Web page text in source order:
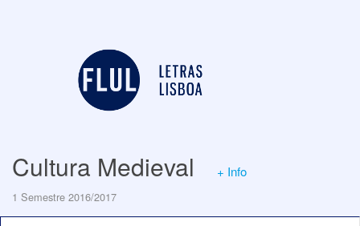
Cultura Medieval + Info
1 Semestre 2016/2017